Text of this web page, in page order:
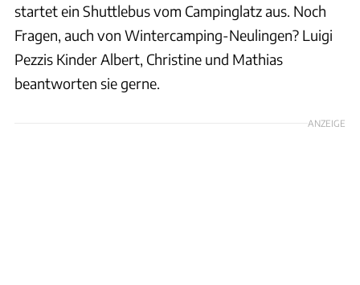
startet ein Shuttlebus vom Campinglatz aus. Noch
Fragen, auch von Wintercamping-Neulingen? Luigi
Pezzis Kinder Albert, Christine und Mathias
beantworten sie gerne.
ANZEIGE